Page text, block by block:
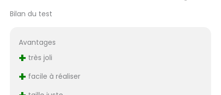
Bilan du test
Avantages
+ très joli
+ facile à réaliser